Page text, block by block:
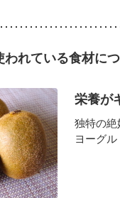
われている食材に
栄養が
独特の絶
ヨーグ